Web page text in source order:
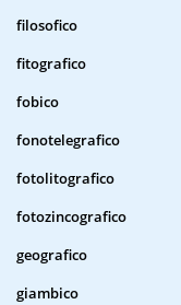
filosofico
fitografico
fobico
fonotelegrafico
fotolitografico
fotozincografico
geografico
giambico